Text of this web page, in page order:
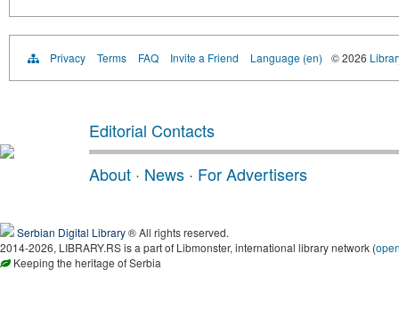
Privacy Terms FAQ Invite a Friend Language (en) © 2026
Editorial Contacts
About · News · For Advertisers
Serbian Digital Library® All rights reserved.
2014-2026, LIBRARY.RS is a part of Libmonster, international library network (
Keeping the heritage of Serbia